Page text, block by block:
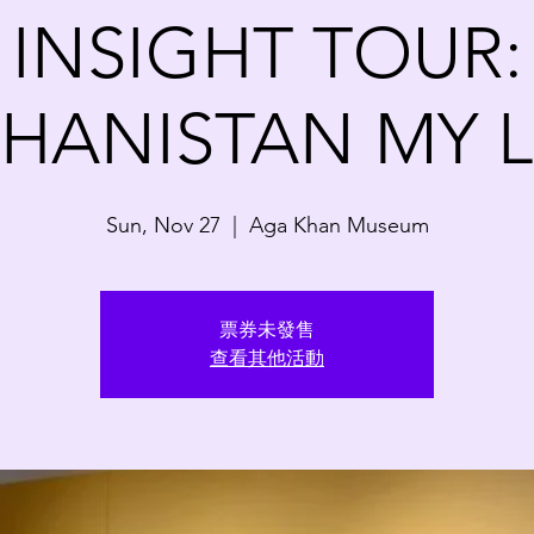
INSIGHT TOUR:
MY
Sun, Nov 27 Aga Khan Museum
票券未發售
查看其他活動